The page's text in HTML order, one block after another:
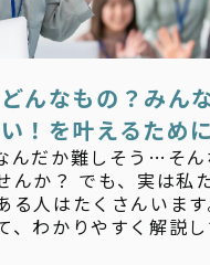
んなもの？みん
！を叶えるために
んだか難しそう…そん
んか？ でも、実は私
る人はたくさんいます
、わかりやすく解説